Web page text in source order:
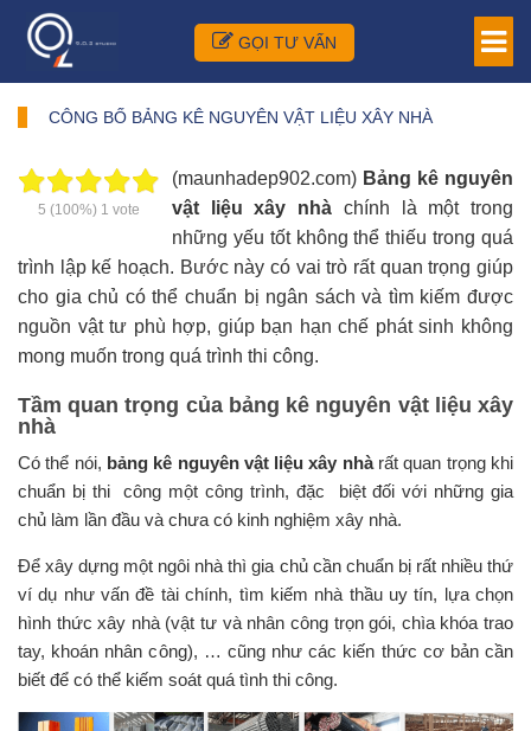
GỌI TƯ VẤN
CÔNG BỐ BẢNG KÊ NGUYÊN VẬT LIỆU XÂY NHÀ
5 (100%) 1 vote
(maunhadep902.com) Bảng kê nguyên
vật liệu xây nhà chính là một trong
những yếu tốt không thể thiếu trong quá
trình lập kế hoạch. Bước này có vai trò rất quan trọng giúp
cho gia chủ có thể chuẩn bị ngân sách và tìm kiếm được
nguồn vật tư phù hợp, giúp bạn hạn chế phát sinh không
mong muốn trong quá trình thi công.
Tầm quan trọng của bảng kê nguyên vật liệu xây
nhà
Có thể nói, bảng kê nguyên vật liệu xây nhà rất quan trọng khi
chuẩn bị thi công một công trình, đặc biệt đối với những gia
chủ làm lần đầu và chưa có kinh nghiệm xây nhà.
Để xây dựng một ngôi nhà thì gia chủ cần chuẩn bị rất nhiều thứ
ví dụ như vấn đề tài chính, tìm kiếm nhà thầu uy tín, lựa chọn
hình thức xây nhà (vật tư và nhân công trọn gói, chìa khóa trao
tay, khoán nhân công), … cũng như các kiến thức cơ bản cần
biết để có thể kiếm soát quá tình thi công.